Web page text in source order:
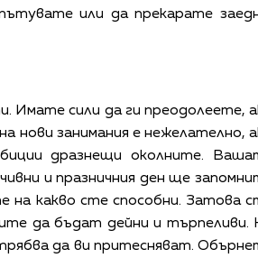
или да прекарате
Имате сили да ги преодолеете,
нови занимания е нежелателно,
дразнещи околните.
и празничния ден ще
на какво сте способни. Затова
да бъдат дейни и търпеливи.
да ви притесняват.